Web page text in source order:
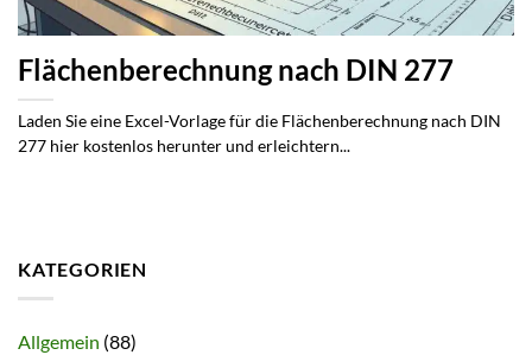
Flächenberechnung nach DIN 277
Laden Sie eine Excel-Vorlage für die Flächenberechnung nach DIN
277 hier kostenlos herunter und erleichtern...
KATEGORIEN
Allgemein (88)